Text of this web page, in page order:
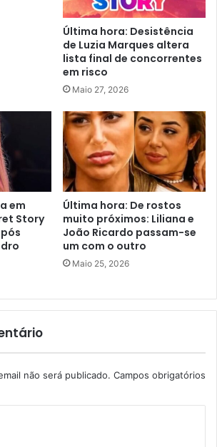
Última hora: Desistência
de Luzia Marques altera
lista final de concorrentes
em risco
Maio 27, 2026
em
Story
Última hora: De rostos
muito próximos: Liliana e
João Ricardo passam-se
um com o outro
Maio 25, 2026
não será publicado. Campos obrigatórios